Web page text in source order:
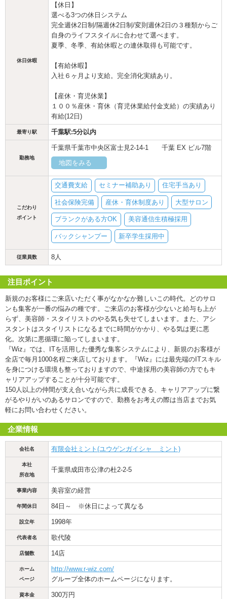
休日休暇
【休日】
選べる3つの休日システム
完全週休2日制/隔週休2日制/変則週休2日の３種類からご
自身のライフスタイルに合わせて選べます。
夏季、冬季、有給休暇との連休取得も可能です。
【有給休暇】
入社６ヶ月より支給。完全消化実績あり。
【産休・育児休業】
１００％産休・育休（育児休業給付金支給）の実績あり
有給(12日)
最寄り駅 千葉駅:5分以内
勤務地
千葉県千葉市中央区富士見2-14-1 千葉 EX ビル7階
地図をみる
こだわり
ポイント
交通費支給 セミナー補助あり 住宅手当あり
社会保険完備 産休・育休制度あり 大型サロン
ブランクがある方OK 美容通信生積極採用
バックシャンプー 新卒学生採用中
従業員数 8人
注目ポイント
新規のお客様にご来店いただく事がなかなか難しいこの時代。どのサロ
ンも集客が一番の悩みの種です。ご来店のお客様が少ないと給与も上が
らず、美容師・スタイリストのやる気も失せてしまいます。また、アシ
スタントはスタイリストになるまでに時間がかかり、やる気は更に悪
化。次第に悪循環に陥ってしまいます。
『Wiz』では、ITを活用した優秀な集客システムにより、新規のお客様が
全店で毎月1000名程ご来店しております。『Wiz』には最先端のITスキル
を身につける環境も整っておりますので、中途採用の美容師の方でもキ
ャリアアップすることが十分可能です。
150人以上の仲間が支え合いながら共に成長できる、キャリアアップに繋
がるやりがいのあるサロンですので、勤務をお考えの際は当店までお気
軽にお問い合わせください。
企業情報
会社名 有限会社ミント(ユウゲンガイシャ ミント)
本社
所在地
千葉県成田市公津の杜2-2-5
事業内容 美容室の経営
年間休日 84日～ ※休日によって異なる
設立年 1998年
代表者名 歌代陵
店舗数 14店
ホーム
ページ
http://www.r-wiz.com/
グループ全体のホームページになります。
資本金 300万円